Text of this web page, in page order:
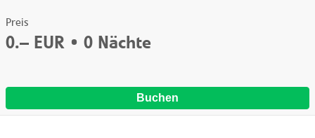
Preis
0.– EUR • 0 Nächte
Buchen